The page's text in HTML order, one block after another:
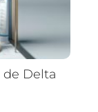
de Delta